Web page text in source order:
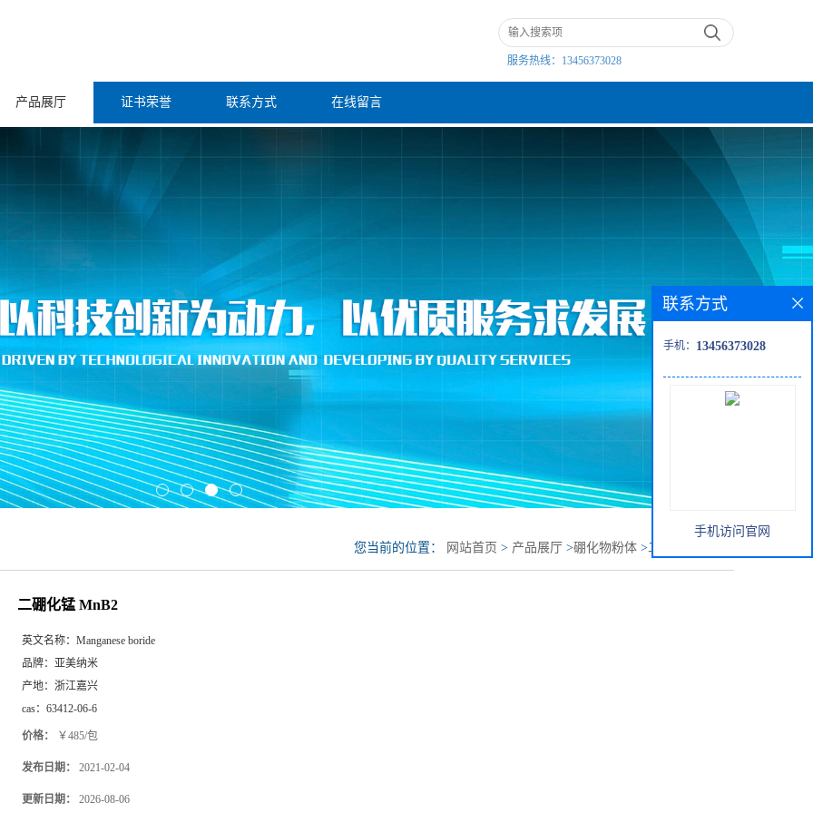
服务热线： 13456373028
产品展厅 证书荣誉 联系方式 在线留言
您当前的位置： 网站首页 > 产品展厅 >硼化物粉体 >二硼化锰 MnB2
二硼化锰 MnB2
英文名称： Manganese boride
品牌： 亚美纳米
产地： 浙江嘉兴
cas： 63412-06-6
价格： ￥485/包
发布日期： 2021-02-04
更新日期： 2026-08-06
联系方式
手机： 13456373028
手机访问官网